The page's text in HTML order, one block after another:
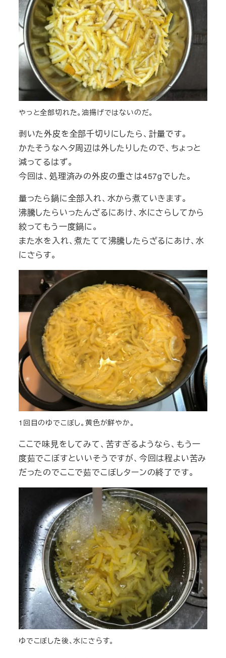
やっと全部切れた。油揚げではないのだ。
剥いた外皮を全部千切りにしたら、計量です。
かたそうなヘタ周辺は外したりしたので、ちょっと
減ってるはず。
今回は、処理済みの外皮の重さは457gでした。
量ったら鍋に全部入れ、水から煮ていきます。
沸騰したらいったんざるにあけ、水にさらしてから
絞ってもう一度鍋に。
また水を入れ、煮たてて沸騰したらざるにあけ、水
にさらす。
1回目のゆでこぼし。黄色が鮮やか。
ここで味見をしてみて、苦すぎるようなら、もう一
度茹でこぼすといいそうですが、今回は程よい苦み
だったのでここで茹でこぼしターンの終了です。
ゆでこぼした後、水にさらす。